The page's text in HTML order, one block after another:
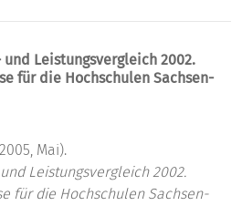
Leistungsvergleich 2002.
für die Hochschulen Sachsen-
Mai).
Leistungsvergleich 2002.
für die Hochschulen Sachsen-